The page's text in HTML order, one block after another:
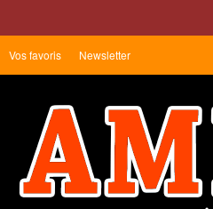
Vos favoris Newsletter